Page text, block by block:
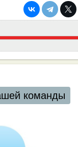
команды